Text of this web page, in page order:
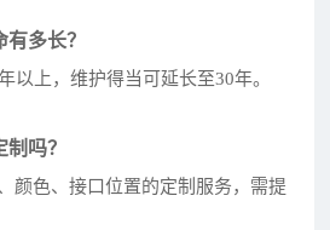
多长？
以上，维护得当可延长至30年。
吗？
颜色、接口位置的定制服务，需提